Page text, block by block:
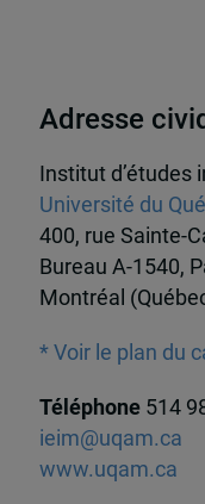
Adresse
Institut d’études
Université du
400, rue Sainte-
Bureau A-1540,
Montréal
* Voir le plan du
Téléphone 514
ieim@uqam.ca
www.uqam.ca